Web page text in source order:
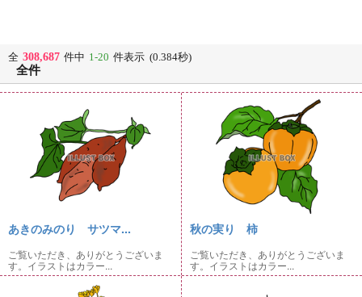
全 308,687 件中 1-20 件表示 (0.384秒)
全件
あきのみのり サツマ...
ご覧いただき、ありがとうございま
す。イラストはカラー...
秋の実り 柿
ご覧いただき、ありがとうございま
す。イラストはカラー...